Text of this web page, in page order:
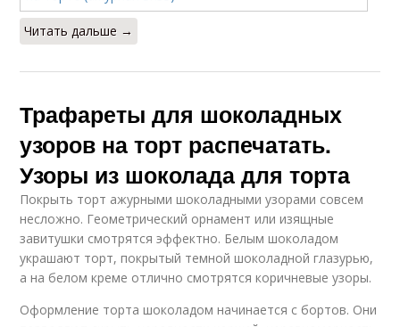
Читать дальше →
Трафареты для шоколадных
узоров на торт распечатать.
Узоры из шоколада для торта
Покрыть торт ажурными шоколадными узорами совсем
несложно. Геометрический орнамент или изящные
завитушки смотрятся эффектно. Белым шоколадом
украшают торт, покрытый темной шоколадной глазурью,
а на белом креме отлично смотрятся коричневые узоры.
Оформление торта шоколадом начинается с бортов. Они